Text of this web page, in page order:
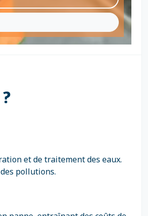
et de traitement des eaux.
pollutions.